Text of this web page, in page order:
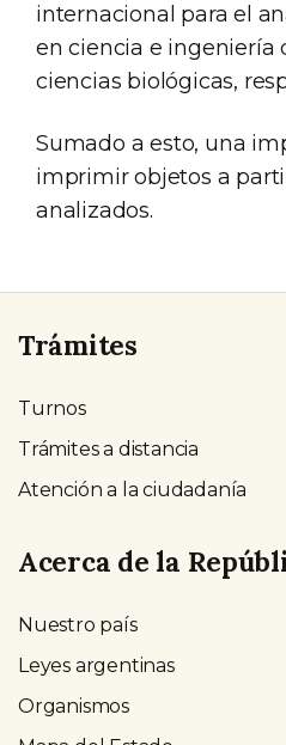
internacional para el
en ciencia e ingeniería
ciencias biológicas,
Sumado a esto, una
imprimir objetos a
analizados.
Trámites
Turnos
Trámites a distancia
Atención a la ciudadanía
Acerca de la
Nuestro país
Leyes argentinas
Organismos